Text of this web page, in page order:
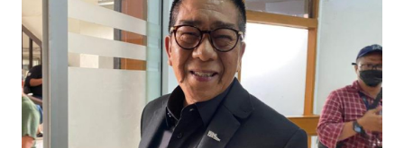
SAINS-TEKNO
KESEHATAN
INTERNASIONAL